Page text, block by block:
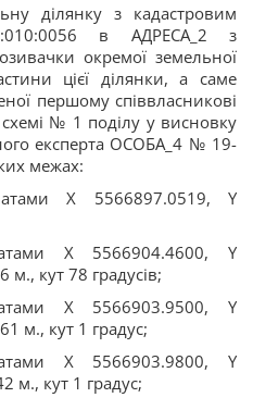
ділянку з кадастровим
в АДРЕСА_2 з
окремої земельної
цієї ділянки, а саме
першому співвласникові
№ 1 поділу у висновку
експерта ОСОБА_4 № 19-
межах:
Х 5566897.0519, Y
Х 5566904.4600, Y
м., кут 78 градусів;
Х 5566903.9500, Y
м., кут 1 градус;
Х 5566903.9800, Y
м., кут 1 градус;